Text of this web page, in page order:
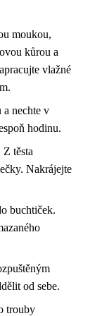
moukou,
kůrou a
vlažné
a nechte v
hodinu.
těsta
Nakrájejte
buchtiček.
od sebe.
trouby